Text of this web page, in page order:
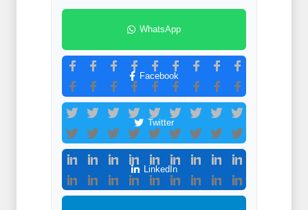
WhatsApp
Facebook
Twitter
LinkedIn